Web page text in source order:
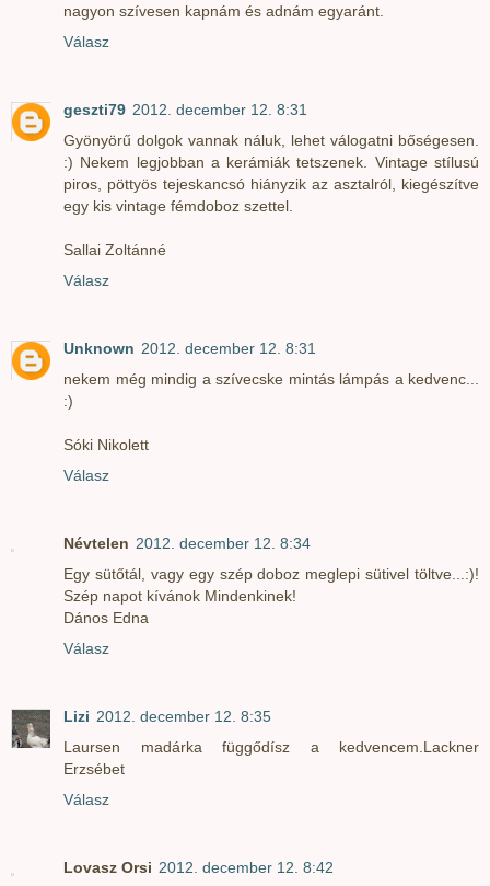
nagyon szívesen kapnám és adnám egyaránt.
Válasz
geszti79 2012. december 12. 8:31
Gyönyörű dolgok vannak náluk, lehet válogatni bőségesen.
:) Nekem legjobban a kerámiák tetszenek. Vintage stílusú
piros, pöttyös tejeskancsó hiányzik az asztalról, kiegészítve
egy kis vintage fémdoboz szettel.
Sallai Zoltánné
Válasz
Unknown 2012. december 12. 8:31
nekem még mindig a szívecske mintás lámpás a kedvenc...
:)
Sóki Nikolett
Válasz
Névtelen 2012. december 12. 8:34
Egy sütőtál, vagy egy szép doboz meglepi sütivel töltve...:)!
Szép napot kívánok Mindenkinek!
Dános Edna
Válasz
Lizi 2012. december 12. 8:35
Laursen madárka függődísz a kedvencem.Lackner
Erzsébet
Válasz
Lovasz Orsi 2012. december 12. 8:42